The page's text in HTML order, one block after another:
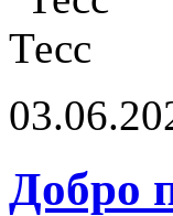
Тесс
Добро